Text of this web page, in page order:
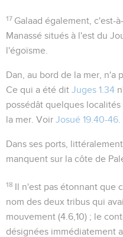
17 Galaad également, c'est-
Manassé situés à l'est du
l'égoïsme.
Dan , au bord de la mer, n'a
Ce qui a été dit Juges 1.34
possédât quelques
la mer. Voir Josué 19.40-46
Dans ses ports ,
manquent sur la côte de
18 Il n'est pas étonnant que
nom des deux tribus qui
mouvement (4.6,10) ; le
désignées immédiatement